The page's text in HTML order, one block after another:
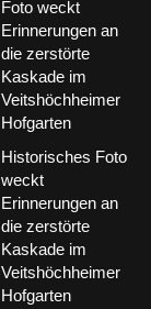
Historisches Foto
weckt
Erinnerungen an
die zerstörte
Kaskade im
Veitshöchheimer
Hofgarten